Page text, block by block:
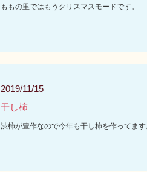
ももの里ではもうクリスマスモードです。
2019/11/15
干し柿
渋柿が豊作なので今年も干し柿を作ってます